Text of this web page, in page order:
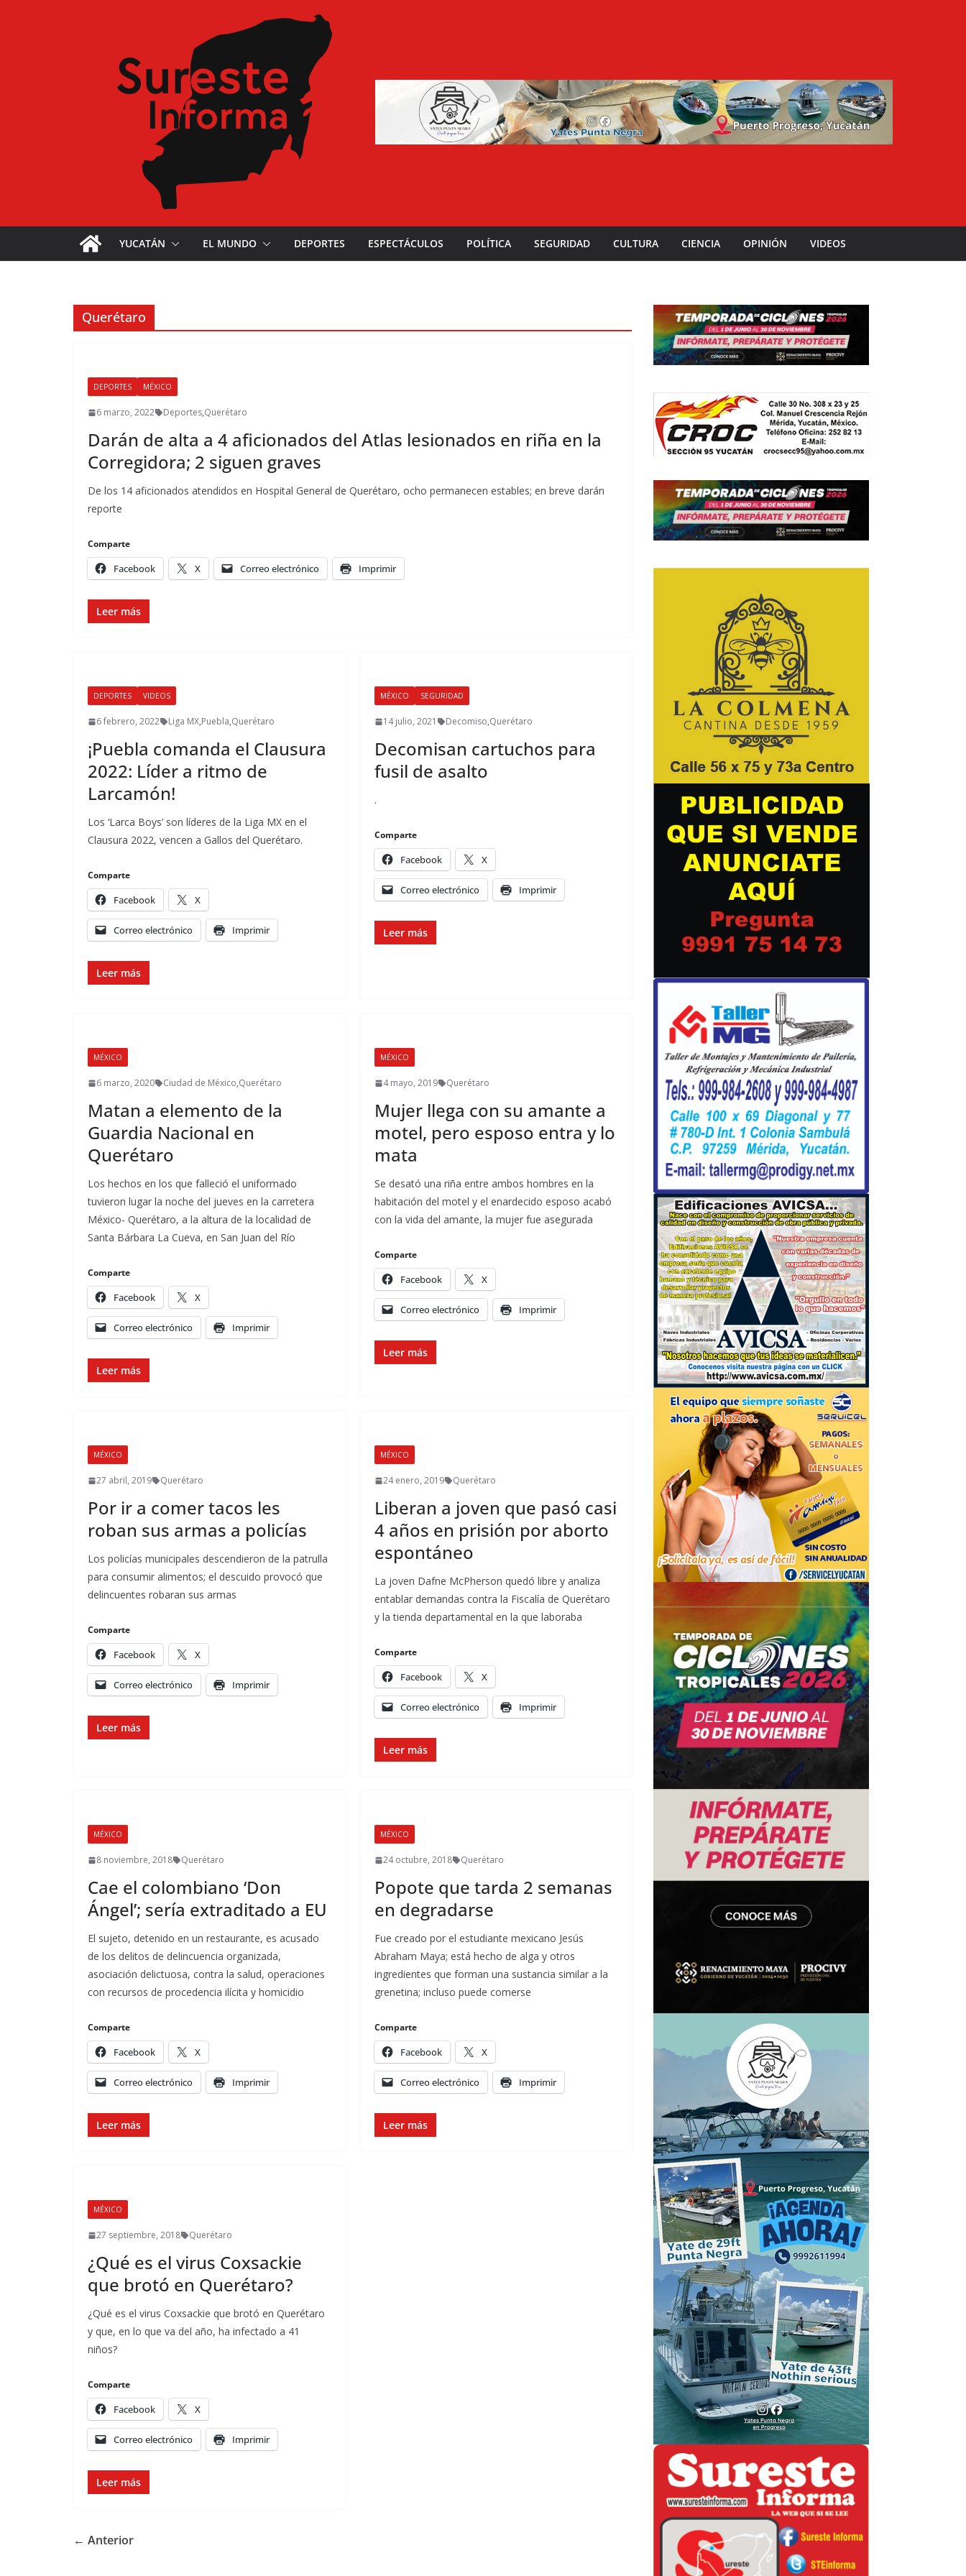
YUCATÁN EL MUNDO DEPORTES ESPECTÁCULOS POLÍTICA SEGURIDAD CULTURA CIENCIA OPINIÓN VIDEOS
Querétaro
DEPORTES MÉXICO
6 marzo, 2022 Deportes,Querétaro
Darán de alta a 4 aficionados del Atlas lesionados en riña en la
Corregidora; 2 siguen graves
De los 14 aficionados atendidos en Hospital General de Querétaro, ocho permanecen estables; en breve darán
reporte
Comparte
Facebook X Correo electrónico Imprimir
Leer más
DEPORTES VIDEOS
6 febrero, 2022 Liga MX,Puebla,Querétaro
¡Puebla comanda el Clausura
2022: Líder a ritmo de
Larcamón!
Los ‘Larca Boys’ son líderes de la Liga MX en el
Clausura 2022, vencen a Gallos del Querétaro.
Comparte
Facebook X
Correo electrónico Imprimir
Leer más
MÉXICO SEGURIDAD
14 julio, 2021 Decomiso,Querétaro
Decomisan cartuchos para
fusil de asalto
.
Comparte
Facebook X
Correo electrónico Imprimir
Leer más
MÉXICO
6 marzo, 2020 Ciudad de México,Querétaro
Matan a elemento de la
Guardia Nacional en
Querétaro
Los hechos en los que falleció el uniformado
tuvieron lugar la noche del jueves en la carretera
México- Querétaro, a la altura de la localidad de
Santa Bárbara La Cueva, en San Juan del Río
Comparte
Facebook X
Correo electrónico Imprimir
Leer más
MÉXICO
4 mayo, 2019 Querétaro
Mujer llega con su amante a
motel, pero esposo entra y lo
mata
Se desató una riña entre ambos hombres en la
habitación del motel y el enardecido esposo acabó
con la vida del amante, la mujer fue asegurada
Comparte
Facebook X
Correo electrónico Imprimir
Leer más
MÉXICO
27 abril, 2019 Querétaro
Por ir a comer tacos les
roban sus armas a policías
Los policías municipales descendieron de la patrulla
para consumir alimentos; el descuido provocó que
delincuentes robaran sus armas
Comparte
Facebook X
Correo electrónico Imprimir
Leer más
MÉXICO
24 enero, 2019 Querétaro
Liberan a joven que pasó casi
4 años en prisión por aborto
espontáneo
La joven Dafne McPherson quedó libre y analiza
entablar demandas contra la Fiscalía de Querétaro
y la tienda departamental en la que laboraba
Comparte
Facebook X
Correo electrónico Imprimir
Leer más
MÉXICO
8 noviembre, 2018 Querétaro
Cae el colombiano ‘Don
Ángel’; sería extraditado a EU
El sujeto, detenido en un restaurante, es acusado
de los delitos de delincuencia organizada,
asociación delictuosa, contra la salud, operaciones
con recursos de procedencia ilícita y homicidio
Comparte
Facebook X
Correo electrónico Imprimir
Leer más
MÉXICO
24 octubre, 2018 Querétaro
Popote que tarda 2 semanas
en degradarse
Fue creado por el estudiante mexicano Jesús
Abraham Maya; está hecho de alga y otros
ingredientes que forman una sustancia similar a la
grenetina; incluso puede comerse
Comparte
Facebook X
Correo electrónico Imprimir
Leer más
MÉXICO
27 septiembre, 2018 Querétaro
¿Qué es el virus Coxsackie
que brotó en Querétaro?
¿Qué es el virus Coxsackie que brotó en Querétaro
y que, en lo que va del año, ha infectado a 41
niños?
Comparte
Facebook X
Correo electrónico Imprimir
Leer más
← Anterior